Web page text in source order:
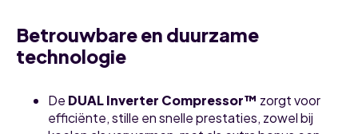
Betrouwbare en duurzame
technologie
De DUAL Inverter Compressor™ zorgt voor
efficiënte, stille en snelle prestaties, zowel bij